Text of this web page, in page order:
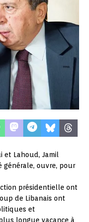
et Lahoud, Jamil
générale, ouvre, pour
présidentielle ont
de Libanais ont
et
longue vacance à